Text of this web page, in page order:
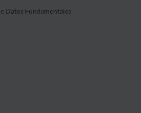
Datos Fundamentales